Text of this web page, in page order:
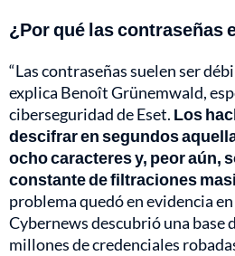
¿Por qué las contraseñas
“Las contraseñas suelen ser
explica Benoît Grünemwald,
ciberseguridad de Eset. Los
descifrar en segundos
ocho caracteresy, peor aún,
constante de filtraciones
problema quedó en evidencia
Cybernews descubrió una base
millones de credenciales